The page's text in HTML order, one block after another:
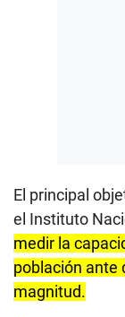
El principal
el Instituto
medir la
población ante
magnitud.